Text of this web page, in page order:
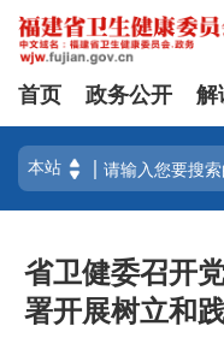
首页 政务公开 解
省卫健委召开
署开展树立和